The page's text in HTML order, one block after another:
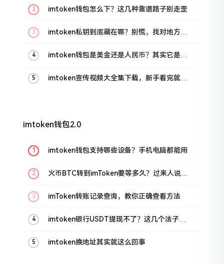
imtoken钱包怎么下？这几种靠谱路子别走歪
imtoken私钥到底藏在哪？别慌，找对地方才
imtoken钱包是美金还是人民币？其实它是个
imtoken宣传视频大全集下载，新手看完就懂
imtoken钱包2.0
imtoken钱包支持哪些设备？手机电脑都能用
火币BTC转到imToken要等多久？过来人说说
imToken转账记录查询，教你正确查看方法
imtoken银行USDT提现不了？这几个法子能
imtoken换地址其实就这么回事